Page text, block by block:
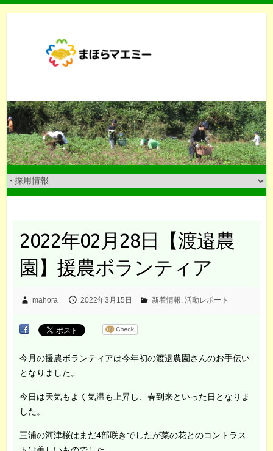
2022年02月28日【渡邉農
園】援農ボランティア
mahora 2022年3月15日 新着情報, 活動レポート
今月の援農ボランティアは今年初の渡邉農園さんのお手伝い
となりました。
今日は天気もよく気温も上昇し、春到来といった日となりま
した。
三浦の河津桜はまだ4部咲きでしたが菜の花とのコントラス